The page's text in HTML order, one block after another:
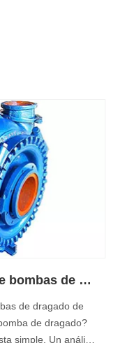
Respuestas de la fábrica de bombas de dragado de China ¿Qué tan lejos puede una bomba de dragado?
de dragado de
de dragado?
simple. Un análisis